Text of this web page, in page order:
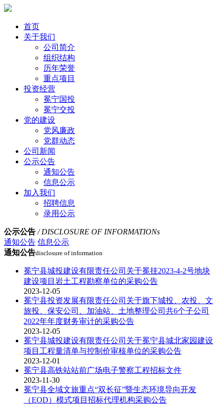
首页
关于我们
公司简介
组织结构
历年荣誉
重点项目
投资经营
冕宁国投
冕宁交投
党的建设
党风廉政
党群动态
公司新闻
公示公告
通知公告
信息公示
加入我们
招聘信息
录用公示
公示公告 / DISCLOSURE OF INFORMATIONs
通知公告 信息公示
通知公告disclosure of information
冕宁县城投建设有限责任公司关于冕挂2023-4-2号地块
建设项目岩土工程勘察单位的采购公告
2023-12-05
冕宁县投资发展有限责任公司关于旗下城投、农投、文
旅投、保安公司、加油站、土地整理公司共6个子公司
2022年年度财务审计的采购公告
2023-12-05
冕宁县城投建设有限责任公司关于冕宁县城北家园建设
项目工程量清单与控制价审核单位的采购公告
2023-12-01
冕宁县高铁站站前广场电子警察工程招标文件
2023-11-30
冕宁县全域文旅重点“双长征”暨生态环境导向开发
（EOD）模式项目招标代理机构采购公告